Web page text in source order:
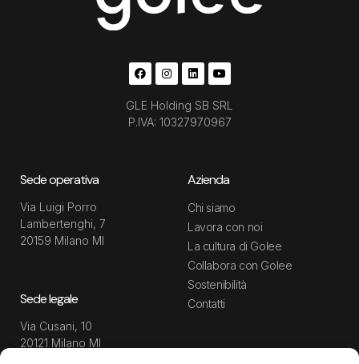
GLE Holding SB SRL
P.IVA: 10327970967
Sede operativa
Via Luigi Porro
Lambertenghi, 7
20159 Milano MI
Sede legale
Via Cusani, 10
20121 Milano MI
Azienda
Chi siamo
Lavora con noi
La cultura di Golee
Collabora con Golee
Sostenibilità
Contatti